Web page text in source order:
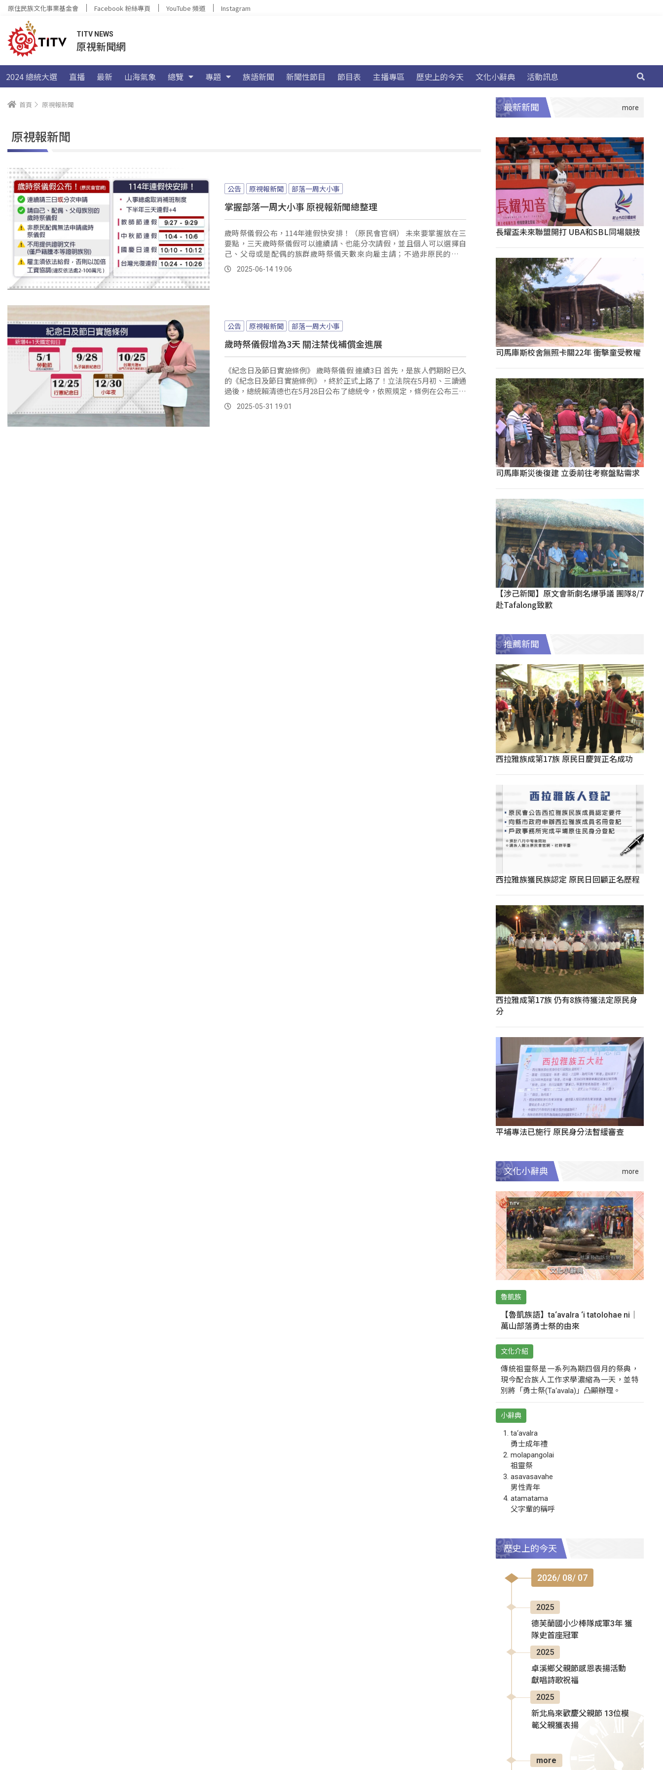
原住民族文化事業基金會 Facebook 粉絲專頁 YouTube 頻道 Instagram
TITV NEWS
原視新聞網
2024 總統大選 直播 最新 山海氣象 總覽 專題 族語新聞 新聞性節目 節目表 主播專區 歷史上的今天 文化小辭典 活動訊息
首頁 原視報新聞
原視報新聞
公告 原視報新聞 部落一周大小事
掌握部落一周大小事 原視報新聞總整理
歲時祭儀假公布，114年連假快安排！（原民會官網） 未來要掌握放在三
要點，三天歲時祭儀假可以連續請、也能分次請假，並且個人可以選擇自
己、父母或是配偶的族群歲時祭儀天數來向雇主請；不過非原民的配偶
是...。2025-06-14 19:06
公告 原視報新聞 部落一周大小事
歲時祭儀假增為3天 關注禁伐補償金進展
《紀念日及節日實施條例》 歲時祭儀假 連續3日 首先，是族人們期盼已久
的《紀念日及節日實施條例》，終於正式上路了！立法院在5月初、三讀通
過後，總統賴清德也在5月28日公布了總統令，依照規定，條例在公布三天
後正式生效，也就是說今天已經開始實行了。
2025-05-31 19:01
最新新聞
長耀盃未來聯盟開打 UBA和SBL同場競技
司馬庫斯校舍無照卡關22年 衝擊童受教權
司馬庫斯災後復建 立委前往考察盤點需求
【涉己新聞】原文會新劇名爆爭議 團隊8/7
赴Tafalong致歉
推薦新聞
西拉雅族成第17族 原民日慶賀正名成功
西拉雅族獲民族認定 原民日回顧正名歷程
西拉雅成第17族 仍有8族待獲法定原民身
分
平埔專法已施行 原民身分法暫緩審查
文化小辭典
魯凱族
【魯凱族語】ta‘avalra ‘i tatolohae ni｜
萬山部落勇士祭的由來
文化介紹
傳統祖靈祭是一系列為期四個月的祭典，
現今配合族人工作求學濃縮為一天，並特
別將「勇士祭(Ta‘avala)」凸顯辦理。
小辭典
ta‘avalra
勇士成年禮
molapangolai
祖靈祭
asavasavahe
男性青年
atamatama
父字輩的稱呼
歷史上的今天
2026/ 08/ 07
2025
德芙蘭國小少棒隊成軍3年 獲
隊史首座冠軍
2025
卓溪鄉父親節感恩表揚活動
獻唱詩歌祝福
2025
新北烏來歡慶父親節 13位模
範父親獲表揚
more